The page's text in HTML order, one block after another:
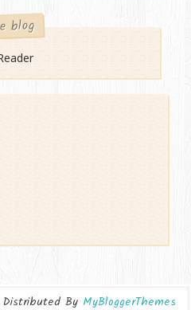
blog
By MyBloggerThemes